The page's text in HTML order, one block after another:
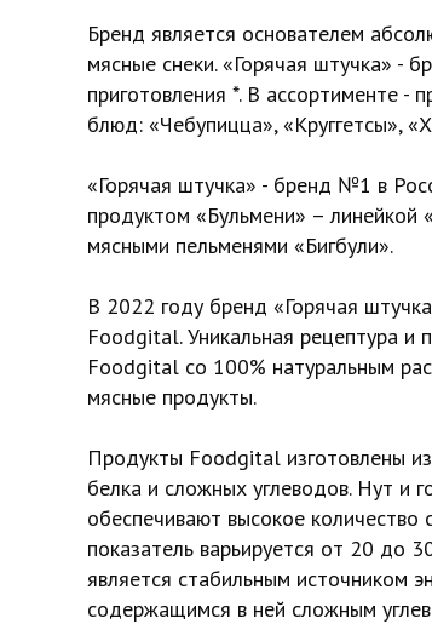
Бренд является основателем
мясные снеки. «Горячая штучка» -
приготовления *. В ассортименте -
блюд: «Чебупицца», «Круггетсы»,
«Горячая штучка» - бренд №1 в
продуктом «Бульмени» – линейкой
мясными пельменями «Бигбули».
В 2022 году бренд «Горячая
Foodgital. Уникальная рецептура и
Foodgital со 100% натуральным
мясные продукты.
Продукты Foodgital изготовлены
белка и сложных углеводов. Нут и
обеспечивают высокое
показатель варьируется от 20 до
является стабильным источником
содержащимся в ней сложным